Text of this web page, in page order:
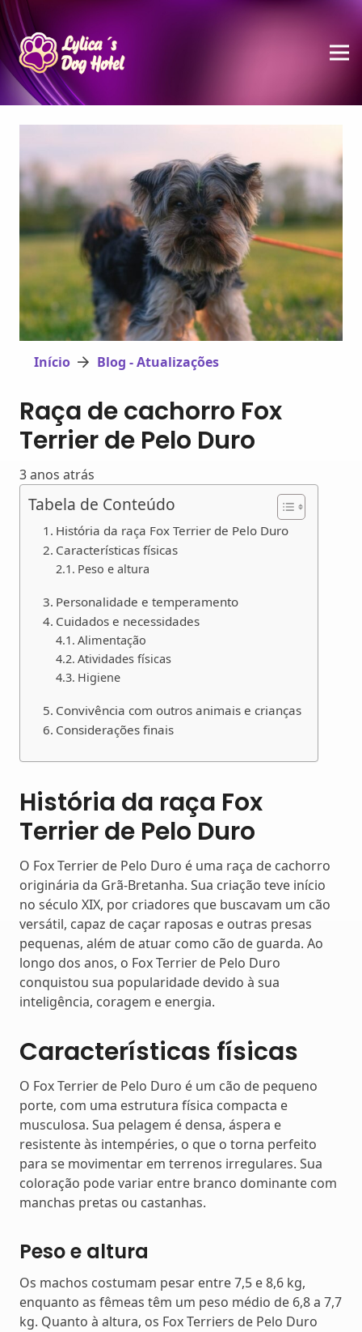
Início Blog - Atualizações
Raça de cachorro Fox
Terrier de Pelo Duro
3 anos atrás
Tabela de Conteúdo
História da raça Fox Terrier de Pelo Duro
Características físicas
Peso e altura
Personalidade e temperamento
Cuidados e necessidades
Alimentação
Atividades físicas
Higiene
Convivência com outros animais e crianças
Considerações finais
História da raça Fox
Terrier de Pelo Duro
O Fox Terrier de Pelo Duro é uma raça de cachorro
originária da Grã-Bretanha. Sua criação teve início
no século XIX, por criadores que buscavam um cão
versátil, capaz de caçar raposas e outras presas
pequenas, além de atuar como cão de guarda. Ao
longo dos anos, o Fox Terrier de Pelo Duro
conquistou sua popularidade devido à sua
inteligência, coragem e energia.
Características físicas
O Fox Terrier de Pelo Duro é um cão de pequeno
porte, com uma estrutura física compacta e
musculosa. Sua pelagem é densa, áspera e
resistente às intempéries, o que o torna perfeito
para se movimentar em terrenos irregulares. Sua
coloração pode variar entre branco dominante com
manchas pretas ou castanhas.
Peso e altura
Os machos costumam pesar entre 7,5 e 8,6 kg,
enquanto as fêmeas têm um peso médio de 6,8 a 7,7
kg. Quanto à altura, os Fox Terriers de Pelo Duro